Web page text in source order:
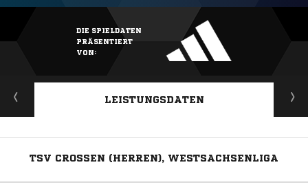
DIE SPIELDATEN
PRÄSENTIERT
VON:
LEISTUNGSDATEN
TSV CROSSEN (HERREN), WESTSACHSENLIGA